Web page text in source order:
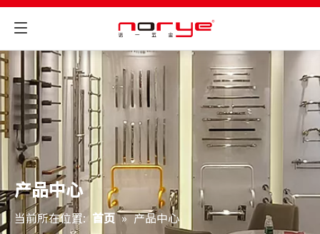
产品中心
当前所在位置: 首页 » 产品中心